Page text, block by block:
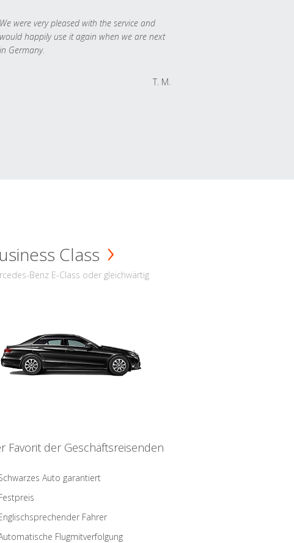
We were very pleased with the service and
would happily use it again when we are next
in Germany.
T. M.
Class
Benz E-Class oder gleichwärtig
Favorit der Geschäftsreisenden
Auto garantiert
Fahrer
Flugmitverfolgung